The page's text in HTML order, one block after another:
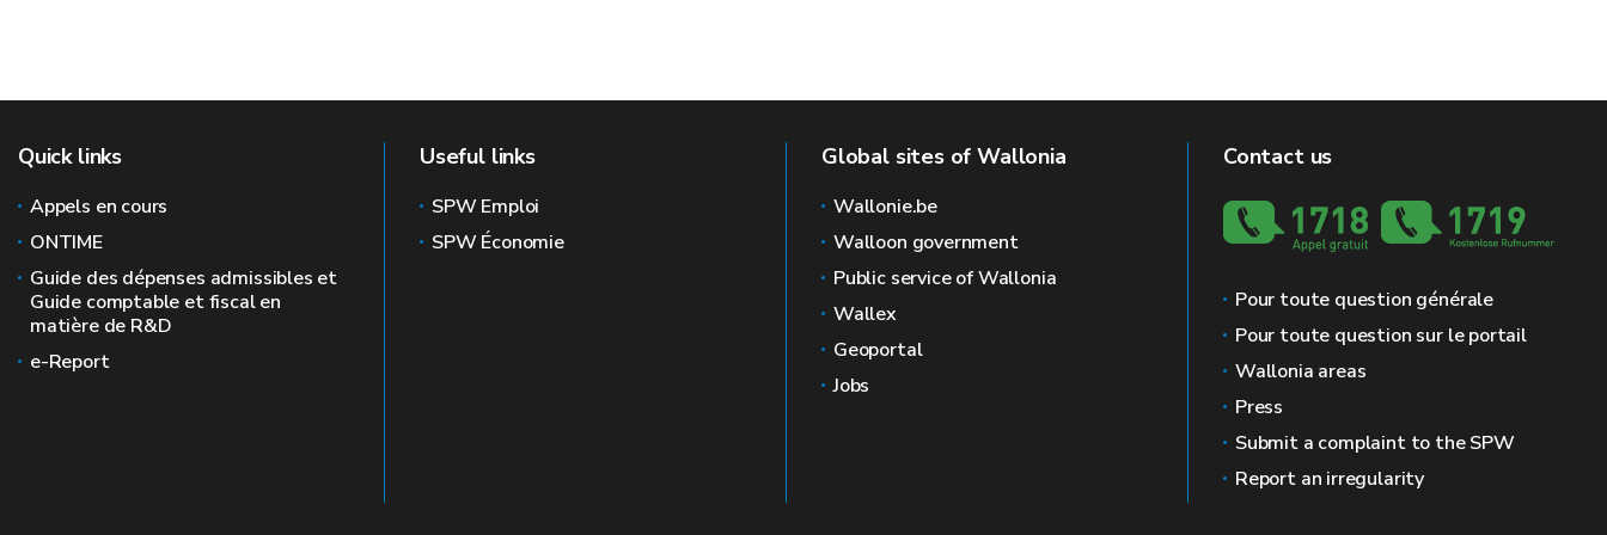
Quick links
Appels en cours
ONTIME
Guide des dépenses admissibles et
Guide comptable et fiscal en
matière de R&D
e-Report
Useful links
SPW Emploi
SPW Économie
Global sites of Wallonia
Wallonie.be
Walloon government
Public service of Wallonia
Wallex
Geoportal
Jobs
Contact us
Pour toute question générale
Pour toute question sur le portail
Wallonia areas
Press
Submit a complaint to the SPW
Report an irregularity